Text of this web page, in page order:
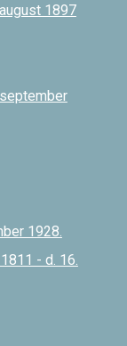
1897
1928.
- d. 16.